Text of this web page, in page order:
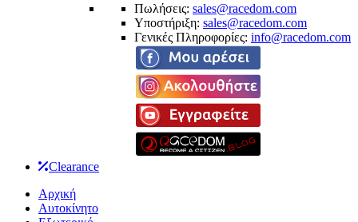
Πωλήσεις: sales@racedom.com
Υποστήριξη: sales@racedom.com
Γενικές Πληροφορίες: info@racedom.com
Clearance
Αρχική
Αυτοκίνητο